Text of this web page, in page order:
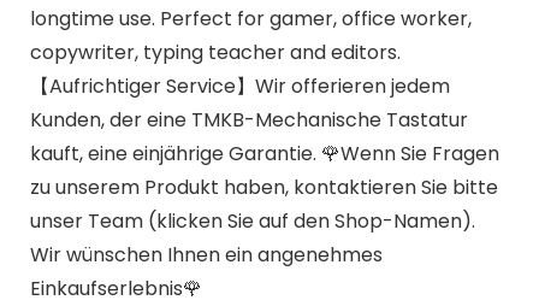
longtime use. Perfect for gamer, office worker,
copywriter, typing teacher and editors.
【Aufrichtiger Service】Wir offerieren jedem
Kunden, der eine TMKB-Mechanische Tastatur
kauft, eine einjährige Garantie. 🌹Wenn Sie Fragen
zu unserem Produkt haben, kontaktieren Sie bitte
unser Team (klicken Sie auf den Shop-Namen).
Wir wünschen Ihnen ein angenehmes
Einkaufserlebnis🌹